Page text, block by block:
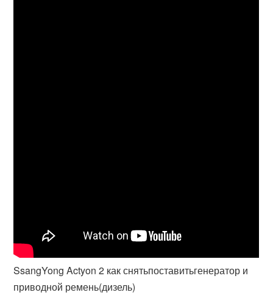
SsangYong Actyon 2 как снятьпоставитьгенератор и
приводной ремень(дизель)